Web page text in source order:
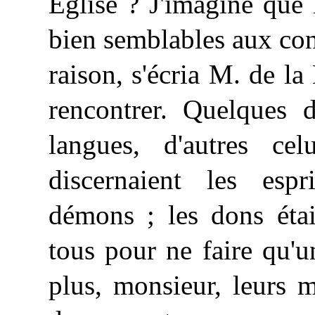
bien semblables aux
raison, s'écria M. de
rencontrer. Quelques
langues, d'autres
discernaient les
démons ; les dons
tous pour ne faire
plus, monsieur, leurs